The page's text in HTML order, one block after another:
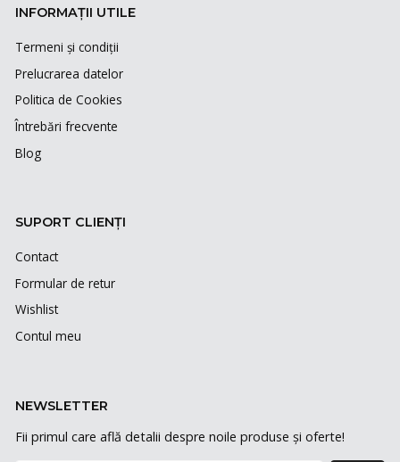
INFORMAȚII UTILE
Termeni și condiții
Prelucrarea datelor
Politica de Cookies
Întrebări frecvente
Blog
SUPORT CLIENȚI
Contact
Formular de retur
Wishlist
Contul meu
NEWSLETTER
Fii primul care află detalii despre noile produse și oferte!